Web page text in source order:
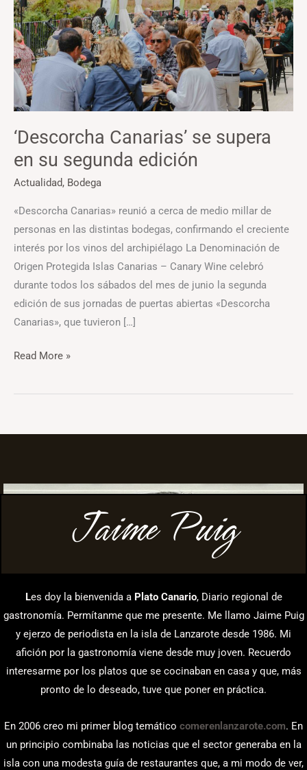
‘Descorcha Canarias’ se supera
en su segunda edición
Actualidad, Bodega
«Descorcha Canarias» reunió a cerca de medio millar de
personas en las distintas bodegas, confirmando el creciente
interés por los vinos del archipiélago La Denominación de
Origen Protegida Islas Canarias – Canary Wine celebró
durante todos los sábados del mes de junio la segunda
edición de sus jornadas de puertas abiertas «Descorcha
Canarias», que tuvieron […]
en
su
segunda
edición
Read More »
Jaime Puig
Les doy la bienvenida a Plato Canario, Diario regional de
gastronomía. Permítanme que me presente. Me llamo Jaime Puig
y ejerzo de periodista en la isla de Lanzarote desde 1986. Mi
afición por la gastronomía viene desde muy joven. Recuerdo
interesarme por los platos que se cocinaban en casa y que, más
pronto de lo deseado, tuve que poner en práctica.
En 2006 creo mi primer blog temático comerenlanzarote.com. En
un principio combinaba las noticias que el sector generaba en la
isla con una modesta guía de restaurantes que, a mi modo de ver,